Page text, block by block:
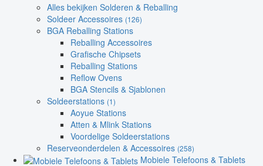
Alles bekijken Solderen & Reballing
Soldeer Accessoires (126)
BGA Reballing Stations
Reballing Accessoires
Grafische Chipsets
Reballing Stations
Reflow Ovens
BGA Stencils & Sjablonen
Soldeerstations (1)
Aoyue Stations
Atten & Mlink Stations
Voordelige Soldeerstations
Reserveonderdelen & Accessoires (258)
Mobiele Telefoons & Tablets